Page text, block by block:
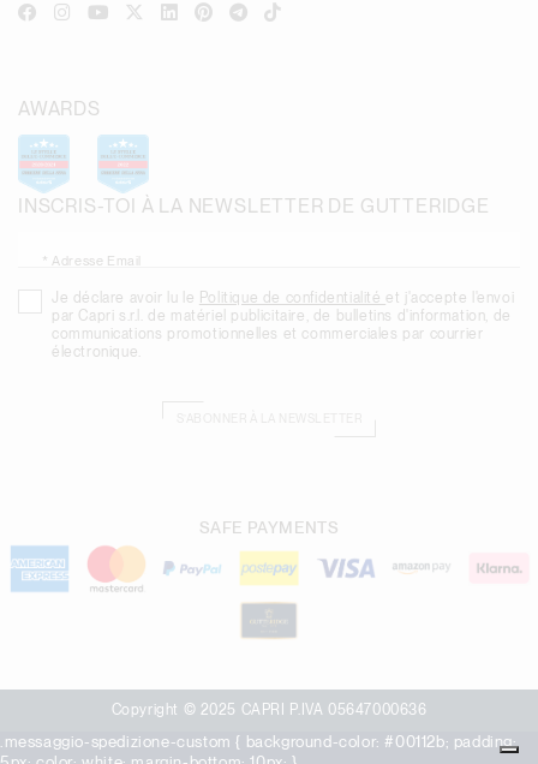
INSCRIS-TOI À LA NEWSLETTER DE GUTTERIDGE
* Adresse Email
Je déclare avoir lu le Politique de confidentialité et j'accepte l'envoi
par Capri s.r.l. de matériel publicitaire, de bulletins d'information, de
communications promotionnelles et commerciales par courrier
électronique.
AWARDS
SAFE PAYMENTS
Copyright © 2025 CAPRI P.IVA 05647000636
.messaggio-spedizione-custom { background-color: #00112b; padding: